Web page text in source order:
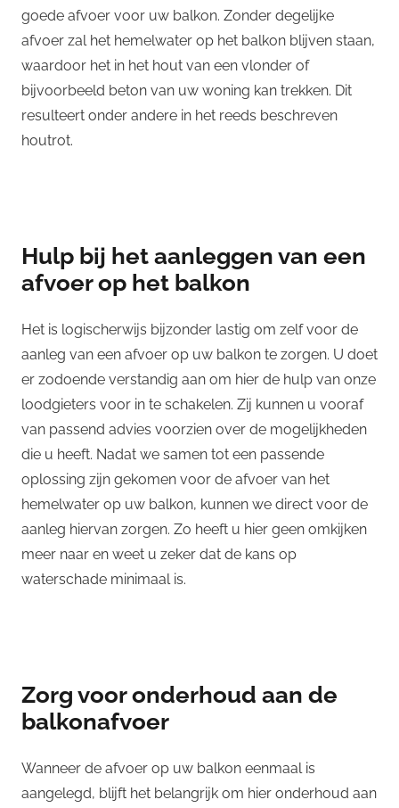
goede afvoer voor uw balkon. Zonder degelijke
afvoer zal het hemelwater op het balkon blijven staan,
waardoor het in het hout van een vlonder of
bijvoorbeeld beton van uw woning kan trekken. Dit
resulteert onder andere in het reeds beschreven
houtrot.
Hulp bij het aanleggen van een
afvoer op het balkon
Het is logischerwijs bijzonder lastig om zelf voor de
aanleg van een afvoer op uw balkon te zorgen. U doet
er zodoende verstandig aan om hier de hulp van onze
loodgieters voor in te schakelen. Zij kunnen u vooraf
van passend advies voorzien over de mogelijkheden
die u heeft. Nadat we samen tot een passende
oplossing zijn gekomen voor de afvoer van het
hemelwater op uw balkon, kunnen we direct voor de
aanleg hiervan zorgen. Zo heeft u hier geen omkijken
meer naar en weet u zeker dat de kans op
waterschade minimaal is.
Zorg voor onderhoud aan de
balkonafvoer
Wanneer de afvoer op uw balkon eenmaal is
aangelegd, blijft het belangrijk om hier onderhoud aan